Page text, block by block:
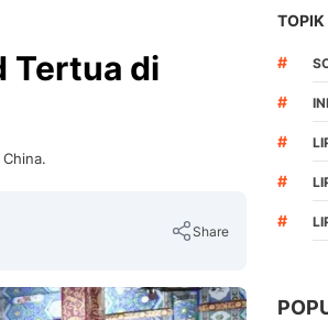
Tertua di
Share
TOPIK
#
#
#
#
#